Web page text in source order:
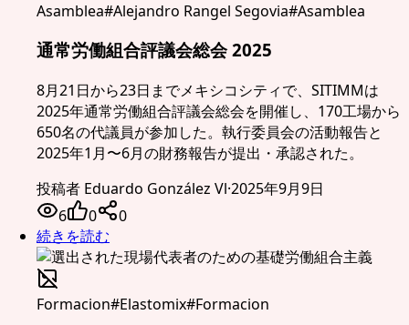
Asamblea#Alejandro Rangel Segovia#Asamblea
通常労働組合評議会総会 2025
8月21日から23日までメキシコシティで、SITIMMは
2025年通常労働組合評議会総会を開催し、170工場から
650名の代議員が参加した。執行委員会の活動報告と
2025年1月〜6月の財務報告が提出・承認された。
投稿者 Eduardo González Vl·2025年9月9日
6
0
0
続きを読む
Formacion#Elastomix#Formacion